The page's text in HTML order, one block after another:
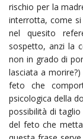
rischio per la
interrotta, come
nel quesito
sospetto, anzi la
non in grado di
lasciata a
feto che
psicologica della
possibilità di
del feto che